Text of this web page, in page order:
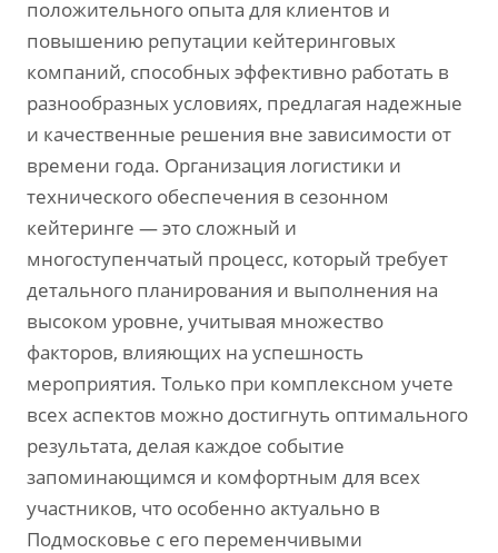
положительного опыта для клиентов и
повышению репутации кейтеринговых
компаний‚ способных эффективно работать в
разнообразных условиях‚ предлагая надежные
и качественные решения вне зависимости от
времени года. Организация логистики и
технического обеспечения в сезонном
кейтеринге — это сложный и
многоступенчатый процесс‚ который требует
детального планирования и выполнения на
высоком уровне‚ учитывая множество
факторов‚ влияющих на успешность
мероприятия. Только при комплексном учете
всех аспектов можно достигнуть оптимального
результата‚ делая каждое событие
запоминающимся и комфортным для всех
участников‚ что особенно актуально в
Подмосковье с его переменчивыми